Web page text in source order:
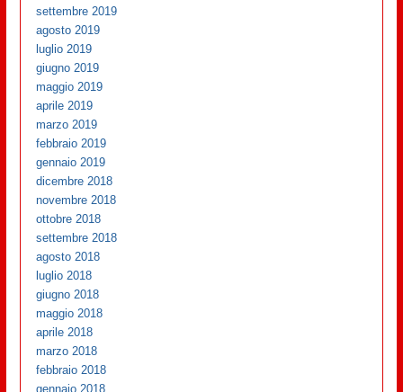
settembre 2019
agosto 2019
luglio 2019
giugno 2019
maggio 2019
aprile 2019
marzo 2019
febbraio 2019
gennaio 2019
dicembre 2018
novembre 2018
ottobre 2018
settembre 2018
agosto 2018
luglio 2018
giugno 2018
maggio 2018
aprile 2018
marzo 2018
febbraio 2018
gennaio 2018